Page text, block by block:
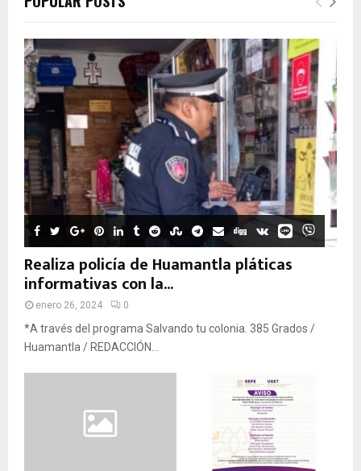
Realiza policía de Huamantla pláticas
informativas con la...
enero 26, 2024 0
*A través del programa Salvando tu colonia. 385 Grados /
Huamantla / REDACCIÓN...